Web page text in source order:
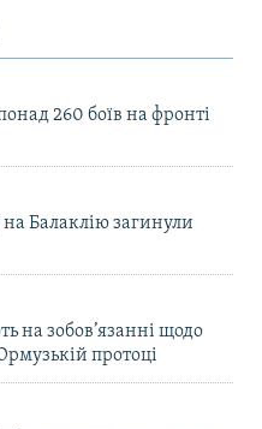
260 боїв на фронті
Балаклію загинули
на зобов’язанні щодо
протоці